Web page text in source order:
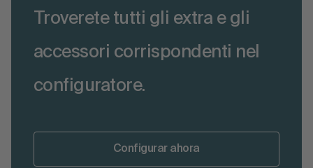
Troverete tutti gli extra e gli
accessori corrispondenti nel
configuratore.
Configurar ahora